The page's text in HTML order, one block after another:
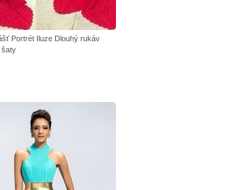
Portrét Iluze Dlouhý rukáv
šaty